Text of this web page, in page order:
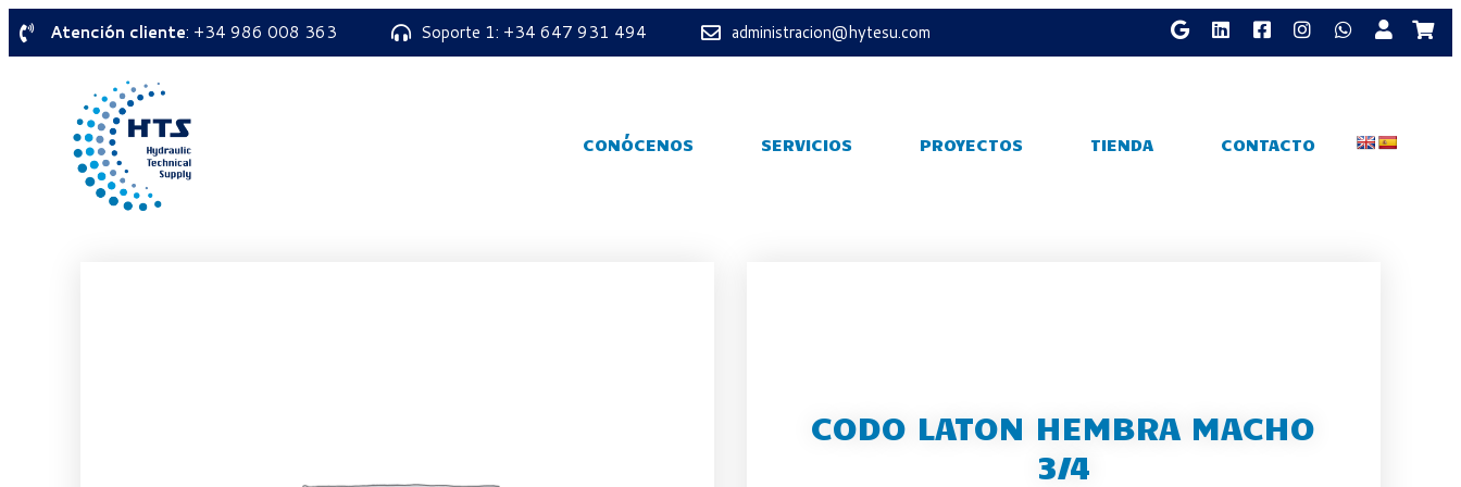
Atención cliente: +34 986 008 363 Soporte 1: +34 647 931 494 administracion@hytesu.com
CONÓCENOS SERVICIOS PROYECTOS TIENDA CONTACTO
CODO LATON HEMBRA MACHO
3/4